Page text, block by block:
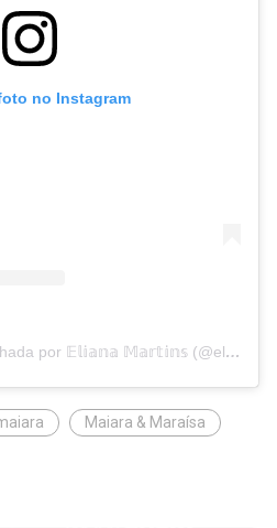
no Instagram
Uma publicação compartilhada por 𝔼𝕝𝕚𝕒𝕟𝕒 𝕄𝕒𝕣𝕥𝕚𝕟𝕤 (@eliana.martins.vitrinedamulher)
Maiara & Maraísa